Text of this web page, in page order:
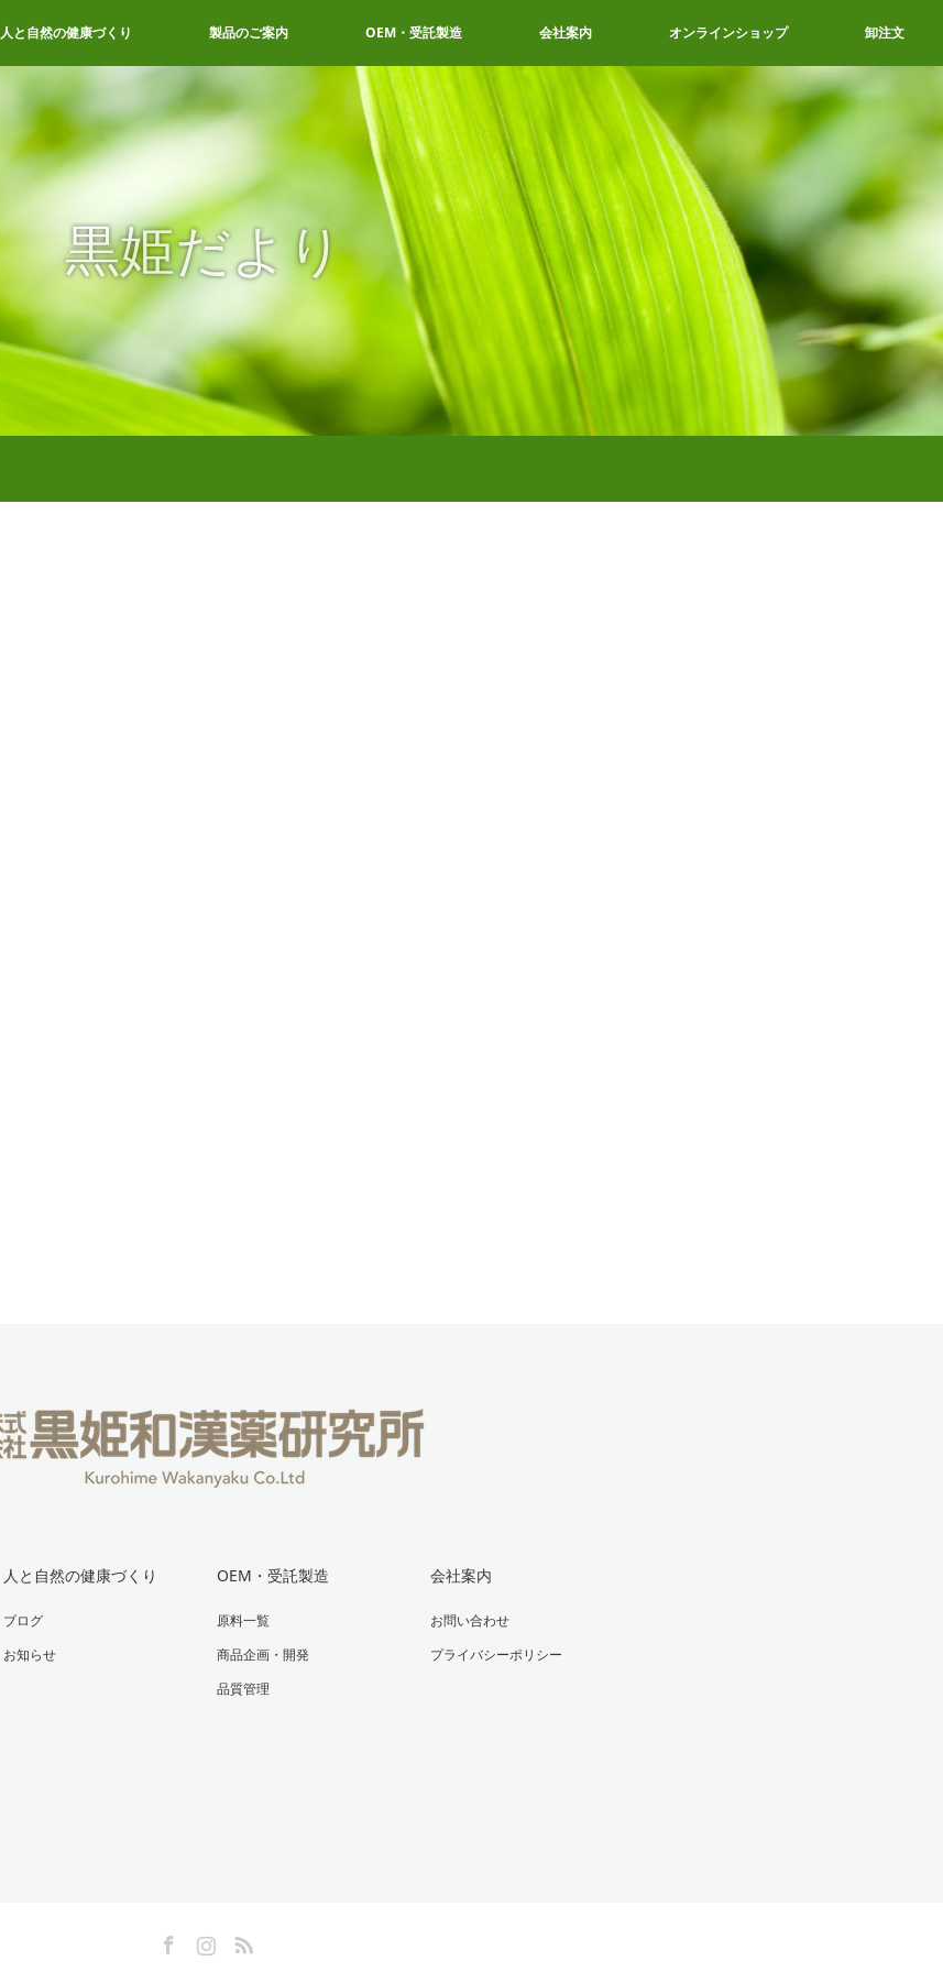
人と自然の健康づくり 製品のご案内 OEM・受託製造 会社案内 オンラインショップ 卸注文
黒姫だより
人と自然の健康づくり
ブログ
お知らせ
OEM・受託製造
原料一覧
商品企画・開発
品質管理
会社案内
お問い合わせ
プライバシーポリシー